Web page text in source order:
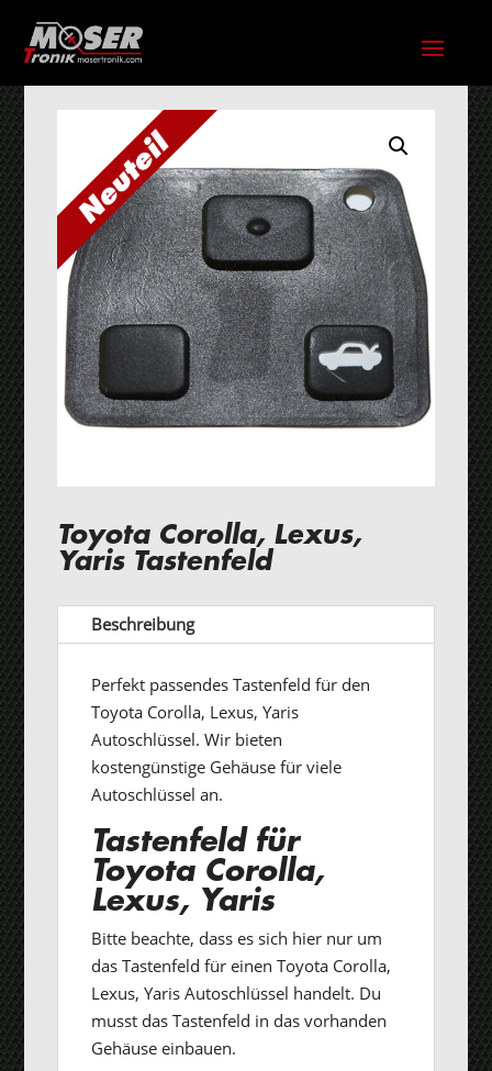
Toyota Corolla, Lexus,
Yaris Tastenfeld
Beschreibung
Perfekt passendes Tastenfeld für den
Toyota Corolla, Lexus, Yaris
Autoschlüssel. Wir bieten
kostengünstige Gehäuse für viele
Autoschlüssel an.
Tastenfeld für
Toyota Corolla,
Lexus, Yaris
Bitte beachte, dass es sich hier nur um
das Tastenfeld für einen Toyota Corolla,
Lexus, Yaris Autoschlüssel handelt. Du
musst das Tastenfeld in das vorhanden
Gehäuse einbauen.